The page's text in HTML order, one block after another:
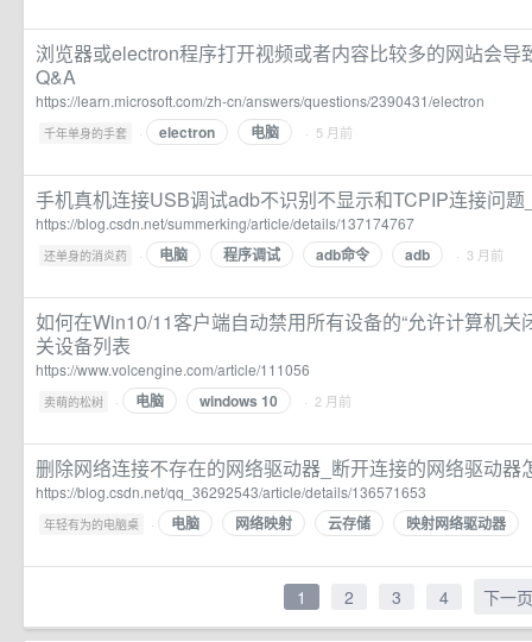
浏览器或electron程序打开视频或者内容比较多的网站会导
Q&A
https://learn.microsoft.com/zh-cn/answers/questions/2390431/electron
千年单身的手套 · electron 电脑 · 5 月前
手机真机连接USB调试adb不识别不显示和TCPIP连接问题
https://blog.csdn.net/summerking/article/details/137174767
还单身的消炎药 · 电脑 程序调试 adb命令 adb · 3 月前
如何在Win10/11客户端自动禁用所有设备的“允许计算机关
关设备列表
https://www.volcengine.com/article/111056
卖萌的松树 · 电脑 windows 10 · 2 月前
删除网络连接不存在的网络驱动器_断开连接的网络驱动器
https://blog.csdn.net/qq_36292543/article/details/136571653
年轻有为的电脑桌 · 电脑 网络映射 云存储 映射网络驱动器
1 2 3 4 下一页